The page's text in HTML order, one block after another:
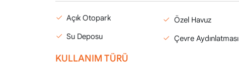
Açık Otopark
Su Deposu
Özel Havuz
Çevre Aydınlatması
KULLANIM TÜRÜ